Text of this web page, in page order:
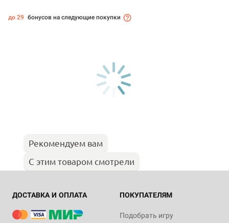
до 29 бонусов на следующие покупки
Рекомендуем вам
С этим товаром смотрели
ДОСТАВКА И ОПЛАТА ПОКУПАТЕЛЯМ
Подобрать игру